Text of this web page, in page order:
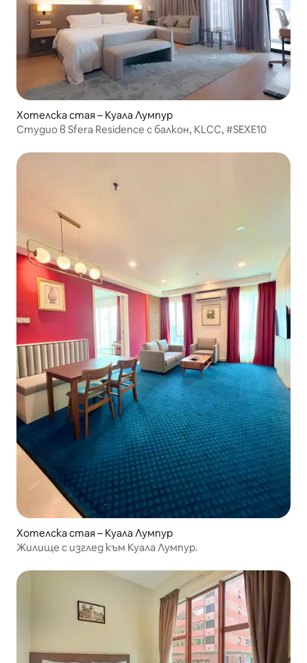
Хотелска стая – Куала Лумпур
Студио в Sfera Residence с балкон, KLCC, #SEXE10
Хотелска стая – Куала Лумпур
Жилище с изглед към Куала Лумпур.